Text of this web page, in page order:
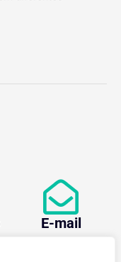
E-mail